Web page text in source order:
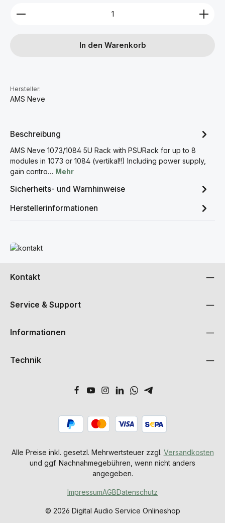
Produkt Anzahl: Gib den gewünschten Wert ein
In den Warenkorb
Hersteller:
AMS Neve
Beschreibung
AMS Neve 1073/1084 5U Rack with PSURack for up to 8
modules in 1073 or 1084 (vertikal!!) Including power supply,
gain contro… Mehr
Sicherheits- und Warnhinweise
Herstellerinformationen
Mehr erfahren
Kontakt
Service & Support
Informationen
Technik
Alle Preise inkl. gesetzl. Mehrwertsteuer zzgl. Versandkosten
und ggf. Nachnahmegebühren, wenn nicht anders
angegeben.
© 2026 Digital Audio Service Onlineshop
ImpressumAGBDatenschutz